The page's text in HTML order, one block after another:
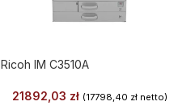
Ricoh IM C3510A
21892,03 zł (17798,40 złnetto)